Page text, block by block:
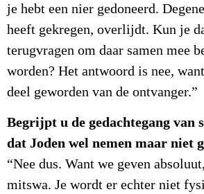
je hebt een nier gedoneerd.
heeft gekregen, overlijdt. Kun je
terugvragen om daar samen mee
worden? Het antwoord is nee,
deel geworden van de ontvanger.”
Begrijpt u de gedachtegang van
dat Joden wel nemen maar niet
“Nee dus. Want we geven
mitswa. Je wordt er echter niet